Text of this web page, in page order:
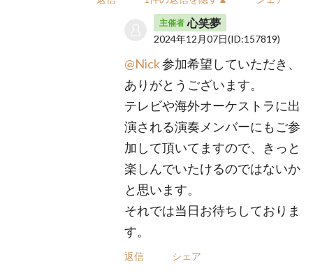
主催者 心笑夢
2024年12月07日(ID:157819)
@Nick参加希望していただき、
ありがとうございます。
テレビや海外オーケストラに出
演される演奏メンバーにもご参
加して頂いてますので、きっと
楽しんでいたけるのではないか
と思います。
それでは当日お待ちしておりま
す。
返信 シェア